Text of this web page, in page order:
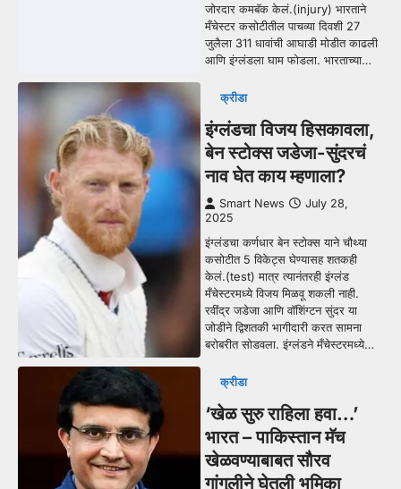
जोरदार कमबॅक केलं.(injury) भारताने
मँचेस्टर कसोटीतील पाचव्या दिवशी 27
जुलैला 311 धावांची आघाडी मोडीत काढली
आणि इंग्लंडला घाम फोडला. भारताच्या…
क्रीडा
इंग्लंडचा विजय हिसकावला,
बेन स्टोक्स जडेजा-सुंदरचं
नाव घेत काय म्हणाला?
Smart News
July 28,
2025
इंग्लंडचा कर्णधार बेन स्टोक्स याने चौथ्या
कसोटीत 5 विकेट्स घेण्यासह शतकही
केलं.(test) मात्र त्यानंतरही इंग्लंड
मँचेस्टरमध्ये विजय मिळवू शकली नाही.
रवींद्र जडेजा आणि वॉशिंग्टन सुंदर या
जोडीने द्विशतकी भागीदारी करत सामना
बरोबरीत सोडवला. इंग्लंडने मँचेस्टरमध्ये…
क्रीडा
‘खेळ सुरु राहिला हवा…’
भारत – पाकिस्तान मॅच
खेळवण्याबाबत सौरव
गांगुलीने घेतली भूमिका